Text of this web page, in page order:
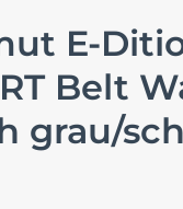
E-
Belt
grau/